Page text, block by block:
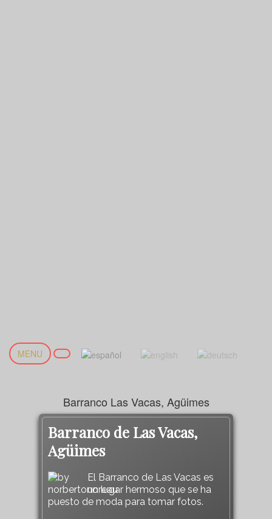
MENU
Barranco Las Vacas, Agüimes
Barranco de Las Vacas,
Agüimes
El Barranco de Las Vacas es
un lugar hermoso que se ha
puesto de moda para tomar fotos.